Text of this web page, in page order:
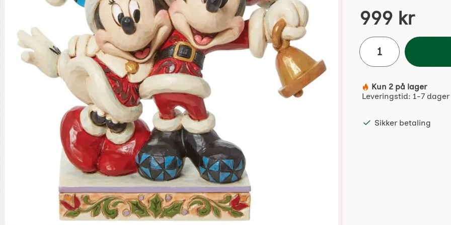
Handle dette
pris
999 kr
antall
Produkttilgjengelighet:
Kun 2 på lager
Leveringstid: 1-7 dager
Sikker betaling